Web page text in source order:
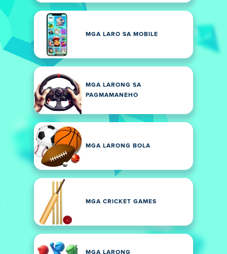
MGA LARO SA MOBILE
MGA LARONG SA
PAGMAMANEHO
MGA LARONG BOLA
MGA CRICKET GAMES
MGA LARONG